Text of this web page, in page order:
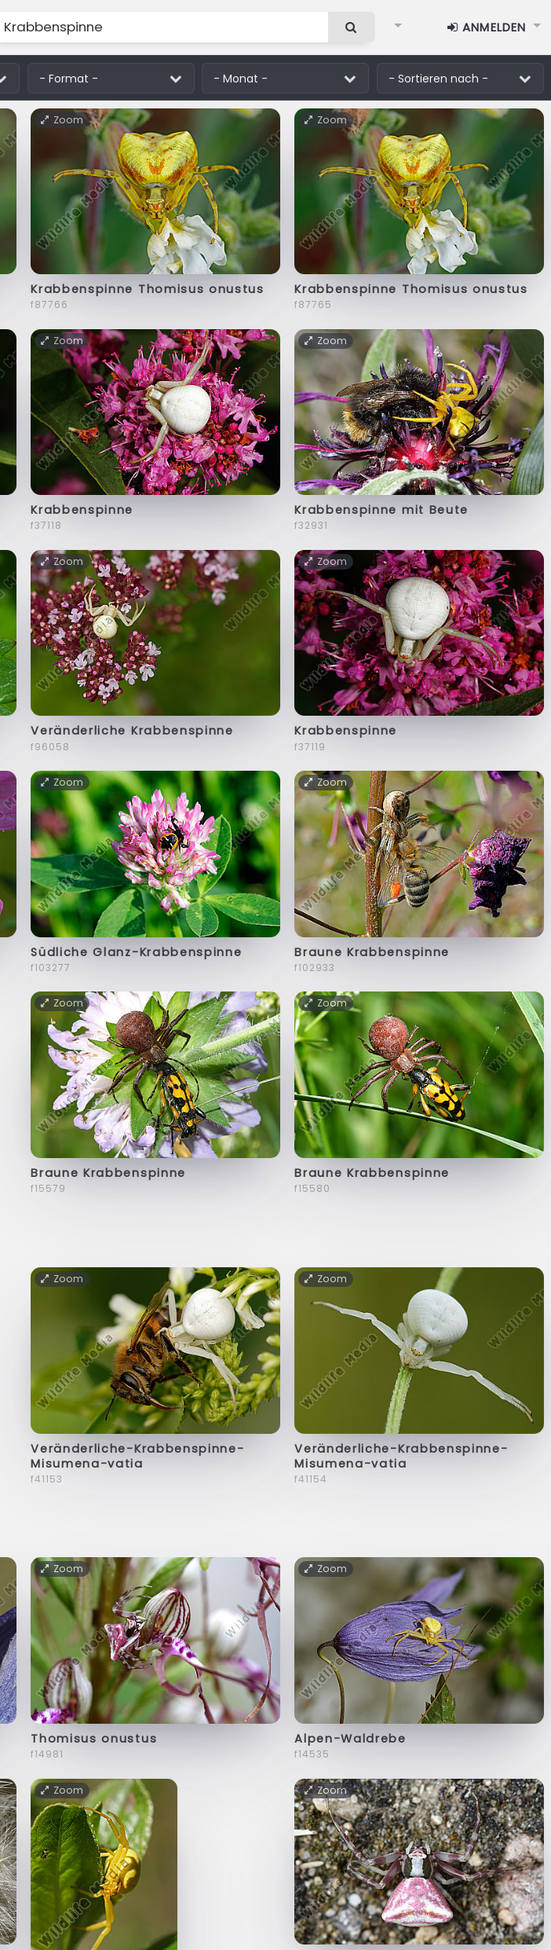
ANMELDEN
Zoom
Krabbenspinne Thomisus onustus
f87766
Zoom
Krabbenspinne Thomisus onustus
f87765
Zoom
Krabbenspinne
f37118
Zoom
Krabbenspinne mit Beute
f32931
Zoom
Veränderliche Krabbenspinne
f96058
Zoom
Krabbenspinne
f37119
Zoom
Südliche Glanz-Krabbenspinne
f103277
Zoom
Braune Krabbenspinne
f102933
Zoom
Braune Krabbenspinne
f15579
Zoom
Braune Krabbenspinne
f15580
Zoom
Veränderliche-Krabbenspinne-
Misumena-vatia
f41153
Zoom
Veränderliche-Krabbenspinne-
Misumena-vatia
f41154
Zoom
Thomisus onustus
f14981
Zoom
Alpen-Waldrebe
f14535
Zoom Zoom